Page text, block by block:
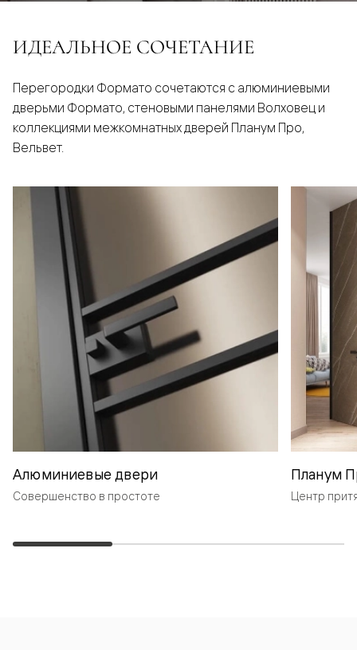
ИДЕАЛЬНОЕ СОЧЕТАНИЕ
Перегородки Формато сочетаются с алюминиевыми
дверьми Формато, стеновыми панелями Волховец и
коллекциями межкомнатных дверей Планум Про,
Вельвет.
Алюминиевые двери
Совершенство в простоте
Планум
Центр